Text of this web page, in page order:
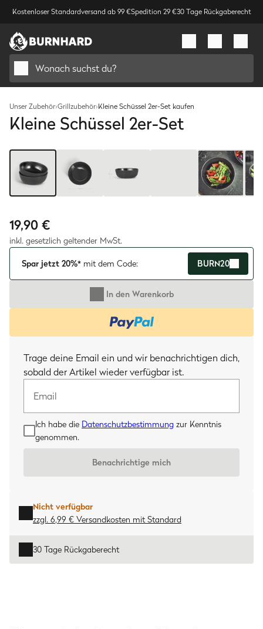
Kostenloser Standardversand ab 99 €Spedition 29 €30 Tage Rückgaberecht
Wonach suchst du?
Unser Zubehör›Grillzubehör›Kleine Schüssel 2er-Set kaufen
Kleine Schüssel 2er-Set
Bild
19,90 €
inkl. gesetzlich geltender MwSt.
Spar jetzt 20%* mit dem Code: BURN20
In den Warenkorb
Trage deine Email ein und wir benachrichtigen dich,
sobald der Artikel wieder verfügbar ist.
Email
Ich habe die Datenschutzbestimmung zur Kenntnis
genommen.
Benachrichtige mich
Nicht verfügbar
zzgl. 6,99 € Versandkosten mit Standard
30 Tage Rückgaberecht